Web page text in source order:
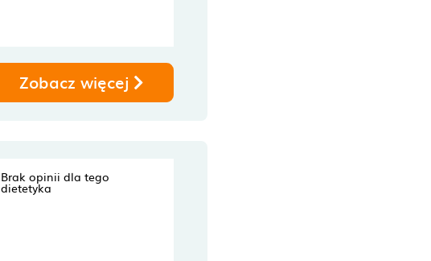
Zobacz więcej
Brak opinii dla tego
dietetyka